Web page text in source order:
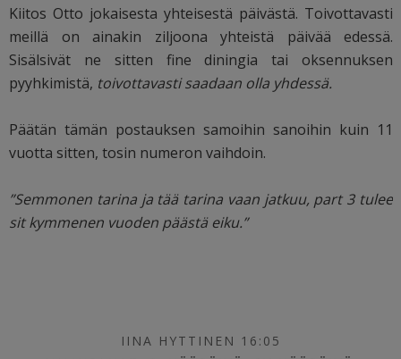
Kiitos Otto jokaisesta yhteisestä päivästä. Toivottavasti
meillä on ainakin ziljoona yhteistä päivää edessä.
Sisälsivät ne sitten fine diningia tai oksennuksen
pyyhkimistä, toivottavasti saadaan olla yhdessä.
Päätän tämän postauksen samoihin sanoihin kuin 11
vuotta sitten, tosin numeron vaihdoin.
”Semmonen tarina ja tää tarina vaan jatkuu, part 3 tulee
sit kymmenen vuoden päästä eiku.”
IINA HYTTINEN 16:05